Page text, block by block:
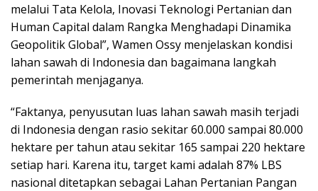
melalui Tata Kelola, Inovasi Teknologi Pertanian dan
Human Capital dalam Rangka Menghadapi Dinamika
Geopolitik Global”, Wamen Ossy menjelaskan kondisi
lahan sawah di Indonesia dan bagaimana langkah
pemerintah menjaganya.
“Faktanya, penyusutan luas lahan sawah masih terjadi
di Indonesia dengan rasio sekitar 60.000 sampai 80.000
hektare per tahun atau sekitar 165 sampai 220 hektare
setiap hari. Karena itu, target kami adalah 87% LBS
nasional ditetapkan sebagai Lahan Pertanian Pangan